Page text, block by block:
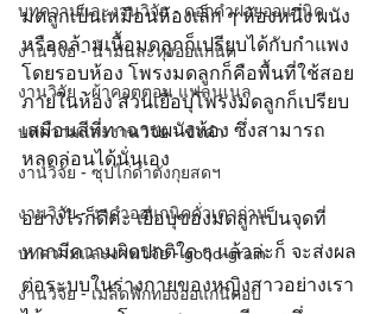
บทความและงานวิจัย - ดอกคำฝอยออแกนิค
งานวิจัย - น้ำมันละหุ่งออแกนิค
งานวิจัย - ผ้าคอตตอน แฟลนเนล
บทความและงานวิจัย - ขิงดำ
งานวิจัย - ซุปไก่ดำตังกุยสดฯ
งานวิจัย - งาดำออแกนิคคั่วเตาถ่าน
บทความและงานวิจัย - good-grain
งานวิจัย - เมล็ดฟักทองออแกนิคอบ
มดลูกเป็นเหมือนห้องเล็ก ๆ ห้องหนึ่ง ผนัง
หรือกล้ามเนื้อมดลูกก็เปรียบได้กับกำแพง
โดยรอบห้อง โพรงมดลูกก็คือพื้นที่ใช้สอย
ภายในห้อง ส่วนเยื่อบุโพรงมดลูกก็เปรียบ
เสมือนสีที่ทาฉาบผนังห้อง ซึ่งสามารถ
หลุดล่อนได้นั่นเอง
อย่างไรก็ดีค่ะ เยื่อบุของมดลูกเป็นจุดที่
หากมีความผิดปกติใด ๆ แล้วล่ะก็ จะส่งผล
ต่อระบบในร่างกายของหญิงสาวอย่างเรา